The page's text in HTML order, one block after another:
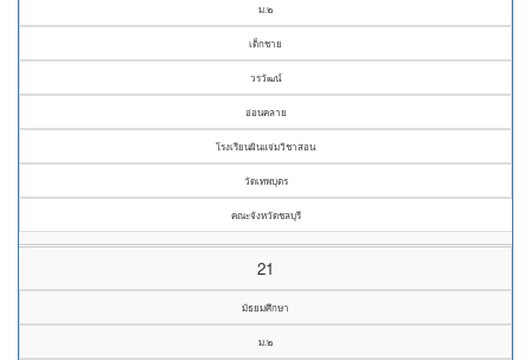
ม.๒
เด็กชาย
วรวัฒน์
อ่อนคลาย
โรงเรียนผินแจ่มวิชาสอน
วัดเทพบุตร
คณะจังหวัดชลบุรี
21
มัธยมศึกษา
ม.๒